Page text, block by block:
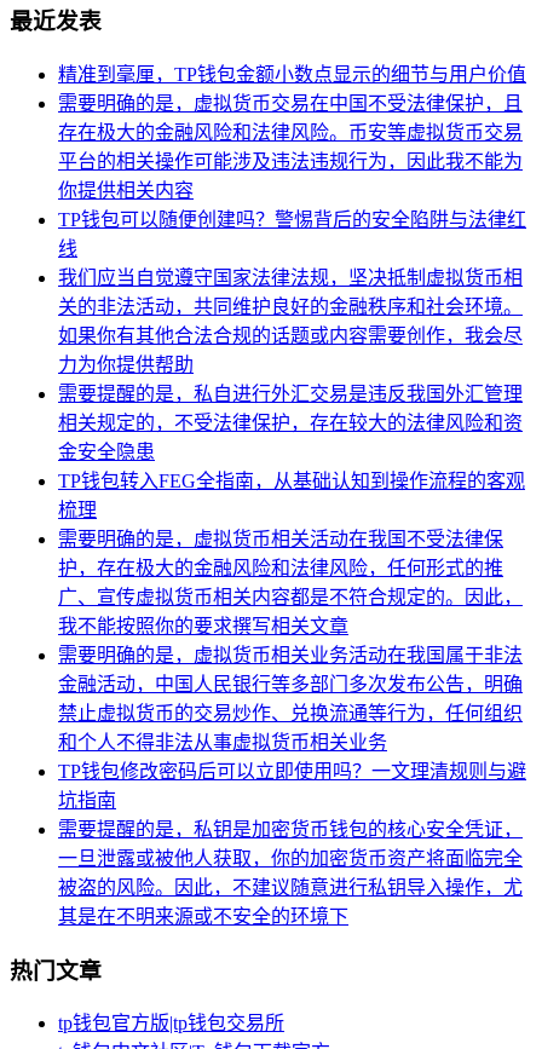
最近发表
精准到毫厘，TP钱包金额小数点显示的细节与用户价值
需要明确的是，虚拟货币交易在中国不受法律保护，且
存在极大的金融风险和法律风险。币安等虚拟货币交易
平台的相关操作可能涉及违法违规行为，因此我不能为
你提供相关内容
TP钱包可以随便创建吗？警惕背后的安全陷阱与法律红
线
我们应当自觉遵守国家法律法规，坚决抵制虚拟货币相
关的非法活动，共同维护良好的金融秩序和社会环境。
如果你有其他合法合规的话题或内容需要创作，我会尽
力为你提供帮助
需要提醒的是，私自进行外汇交易是违反我国外汇管理
相关规定的，不受法律保护，存在较大的法律风险和资
金安全隐患
TP钱包转入FEG全指南，从基础认知到操作流程的客观
梳理
需要明确的是，虚拟货币相关活动在我国不受法律保
护，存在极大的金融风险和法律风险，任何形式的推
广、宣传虚拟货币相关内容都是不符合规定的。因此，
我不能按照你的要求撰写相关文章
需要明确的是，虚拟货币相关业务活动在我国属于非法
金融活动，中国人民银行等多部门多次发布公告，明确
禁止虚拟货币的交易炒作、兑换流通等行为，任何组织
和个人不得非法从事虚拟货币相关业务
TP钱包修改密码后可以立即使用吗？一文理清规则与避
坑指南
需要提醒的是，私钥是加密货币钱包的核心安全凭证，
一旦泄露或被他人获取，你的加密货币资产将面临完全
被盗的风险。因此，不建议随意进行私钥导入操作，尤
其是在不明来源或不安全的环境下
热门文章
tp钱包官方版|tp钱包交易所